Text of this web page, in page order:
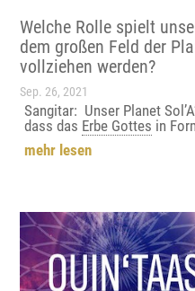
Welche Rolle spielt
dem großen Feld der
vollziehen werden?
Sep. 26, 2021
Sangitar: Unser Planet
dass das Erbe Gottes in
mehr lesen